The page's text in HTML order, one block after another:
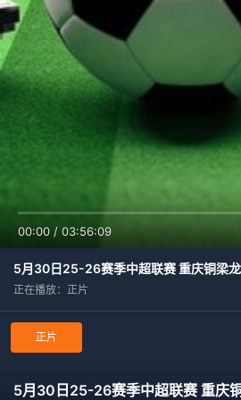
00:00 / 03:56:09
5月30日25-26赛季中超联赛 重庆铜梁
正在播放：正片
正片
5月30日25-26赛季中超联赛 重庆